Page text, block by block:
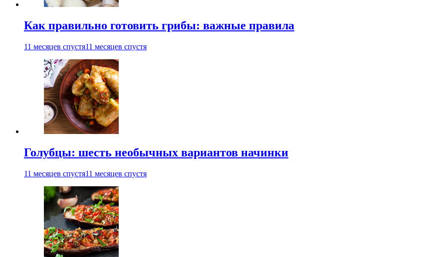
Как правильно готовить грибы: важные правила
11 месяцев спустя11 месяцев спустя
Голубцы: шесть необычных вариантов начинки
11 месяцев спустя11 месяцев спустя